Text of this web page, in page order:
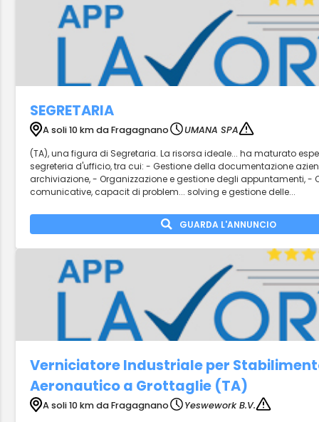
SEGRETARIA
A soli 10 km da Fragagnano
UMANA SPA
(TA), una figura di Segretaria. La risorsa ideale... ha maturato
segreteria d'ufficio, tra cui: - Gestione della documentazione
archiviazione, - Organizzazione e gestione degli appuntamenti, -
comunicative, capacit di problem... solving e gestione delle...
GUARDA L'ANNUNCIO
Verniciatore Industriale per
Aeronautico a Grottaglie (TA)
A soli 10 km da Fragagnano
Yeswework B.V.